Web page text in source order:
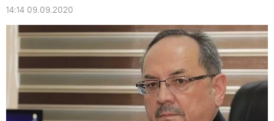
14:14 09.09.2020